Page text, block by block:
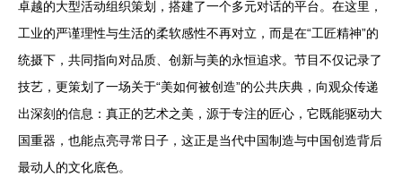
卓越的大型活动组织策划，搭建了一个多元对话的平台。在这里，
工业的严谨理性与生活的柔软感性不再对立，而是在“工匠精神”的
统摄下，共同指向对品质、创新与美的永恒追求。节目不仅记录了
技艺，更策划了一场关于“美如何被创造”的公共庆典，向观众传递
出深刻的信息：真正的艺术之美，源于专注的匠心，它既能驱动大
国重器，也能点亮寻常日子，这正是当代中国制造与中国创造背后
最动人的文化底色。